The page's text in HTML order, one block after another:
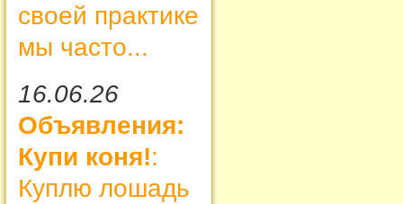
своей практике
мы часто...
16.06.26
Объявления:
Купи коня!:
Куплю лошадь